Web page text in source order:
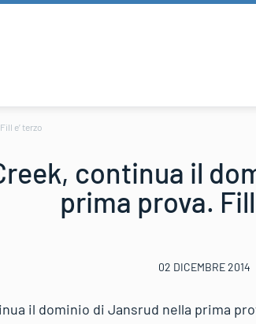
e’ terzo
continua il
prima prova. Fill
02 DICEMBRE 2014
il dominio di Jansrud nella prima